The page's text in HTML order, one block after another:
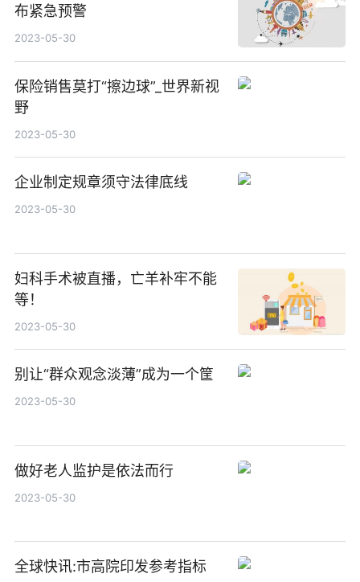
布紧急预警
2023-05-30
保险销售莫打“擦边球”_世界新视
野
2023-05-30
企业制定规章须守法律底线
2023-05-30
妇科手术被直播，亡羊补牢不能
等！
2023-05-30
别让“群众观念淡薄”成为一个筐
2023-05-30
做好老人监护是依法而行
2023-05-30
全球快讯:市高院印发参考指标